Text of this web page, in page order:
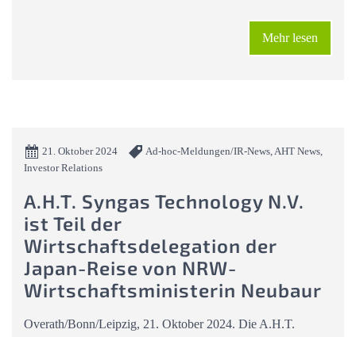
Mehr lesen
21. Oktober 2024
Ad-hoc-Meldungen/IR-News, AHT News,
Investor Relations
A.H.T. Syngas Technology N.V.
ist Teil der
Wirtschaftsdelegation der
Japan-Reise von NRW-
Wirtschaftsministerin Neubaur
Overath/Bonn/Leipzig, 21. Oktober 2024. Die A.H.T.